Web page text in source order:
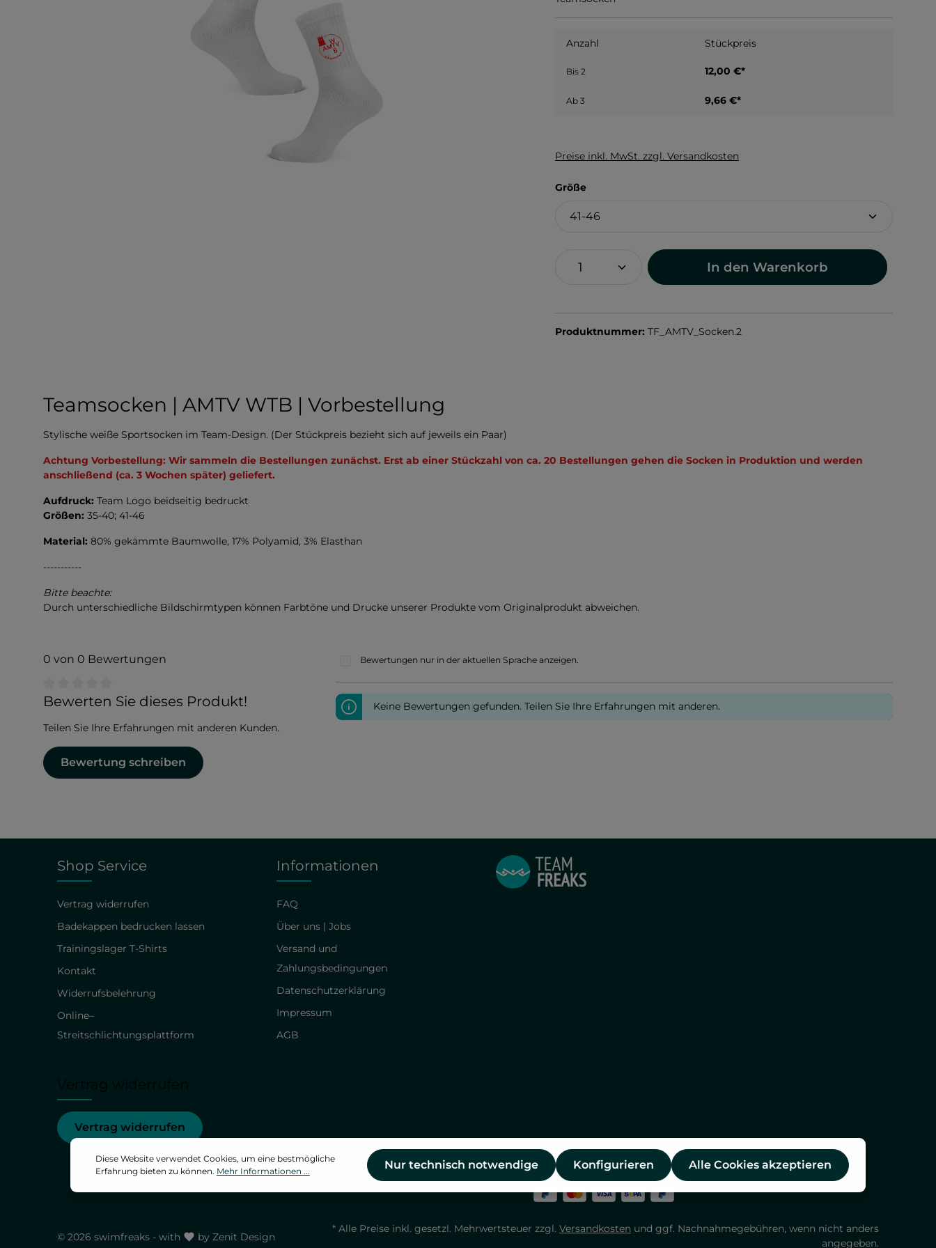
Anzahl Stückpreis
Bis 2 12,00 €*
Ab 3 9,66 €*
Preise inkl. MwSt. zzgl. Versandkosten
Größeauswählen
In den Warenkorb
Produktnummer: TF_AMTV_Socken.2
Teamsocken | AMTV WTB | Vorbestellung
Stylische weiße Sportsocken im Team-Design. (Der Stückpreis bezieht sich auf jeweils ein Paar)
Achtung Vorbestellung: Wir sammeln die Bestellungen zunächst. Erst ab einer Stückzahl von ca. 20 Bestellungen gehen die Socken in Produktion und werden
anschließend (ca. 3 Wochen später) geliefert.
Aufdruck: Team Logo beidseitig bedruckt
Größen: 35-40; 41-46
Material: 80% gekämmte Baumwolle, 17% Polyamid, 3% Elasthan
-----------
Bitte beachte:
Durch unterschiedliche Bildschirmtypen können Farbtöne und Drucke unserer Produkte vom Originalprodukt abweichen.
0 von 0 Bewertungen
Durchschnittliche Bewertung von 0 von 5 Sternen
Bewerten Sie dieses Produkt!
Teilen Sie Ihre Erfahrungen mit anderen Kunden.
Bewertung schreiben
Bewertungen nur in der aktuellen Sprache anzeigen.
Keine Bewertungen gefunden. Teilen Sie Ihre Erfahrungen mit anderen.
Vertrag widerrufen
Shop Service
Vertrag widerrufen
Badekappen bedrucken lassen
Trainingslager T-Shirts
Kontakt
Widerrufsbelehrung
Online–
Streitschlichtungsplattform
Informationen
FAQ
Über uns | Jobs
Versand und
Zahlungsbedingungen
Datenschutzerklärung
Impressum
AGB
© 2026 swimfreaks - with by Zenit Design
* Alle Preise inkl. gesetzl. Mehrwertsteuer zzgl. Versandkosten und ggf. Nachnahmegebühren, wenn nicht anders
angegeben.
Diese Website verwendet Cookies, um eine bestmögliche
Erfahrung bieten zu können. Mehr Informationen ... Nur technisch notwendige Konfigurieren Alle Cookies akzeptieren